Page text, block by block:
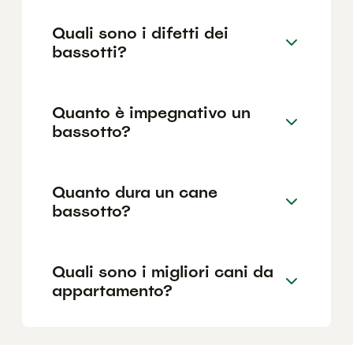
Quali sono i difetti dei
bassotti?
Quanto è impegnativo un
bassotto?
Quanto dura un cane
bassotto?
Quali sono i migliori cani da
appartamento?